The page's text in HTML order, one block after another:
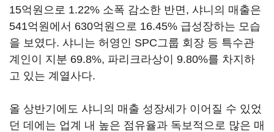
15억원으로 1.22% 소폭 감소한 반면, 샤니의 매출은
541억원에서 630억원으로 16.45% 급성장하는 모습
을 보였다. 샤니는 허영인 SPC그룹 회장 등 특수관
계인이 지분 69.8%, 파리크라상이 9.80%를 차지하
고 있는 계열사다.
올 상반기에도 샤니의 매출 성장세가 이어질 수 있었
던 데에는 업계 내 높은 점유율과 독보적으로 많은 매